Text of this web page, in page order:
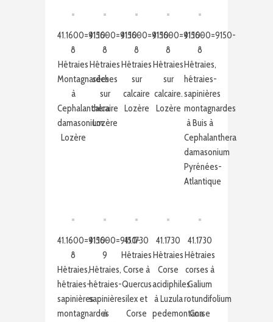
41.1600=9150-
8
Hêtraies
Montagnardes
à
Cephalanthera
damasonium
Lozère
41.1600=9150-
8
Hêtraies
sèches
sur
calcaire
Lozère
41.1600=9150-
8
Hêtraies
sur
calcaire
Lozère
41.1600=9150-
8
Hêtraies
sur
calcaire.
Lozère
41.1600=9150-
8
Hêtraies,
hêtraies-
sapinières
montagnardes
à Buis à
Cephalanthera
damasonium
Pyrénées-
Atlantique
41.1600=9150-
8
Hêtraies,
hêtraies-
sapinières
montagnardes
41.1600=9150-
9
Hêtraies,
hêtraies-
sapinières
à
41.1730
Hêtraies
Corse à
Quercus
ilex et
Corse
41.1730
Hêtraies
Corse
acidiphiles
à Luzula
pedemontana
41.1730
Hêtraies
corses à
Galium
rotundifolium
Corse